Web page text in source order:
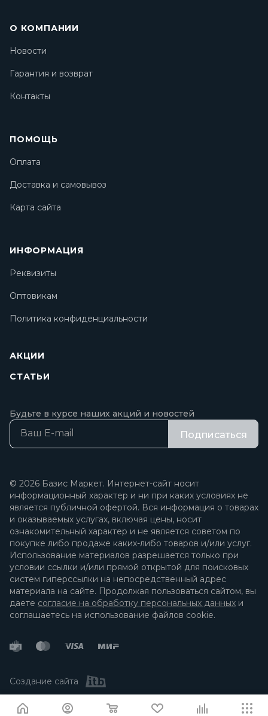
О КОМПАНИИ
Новости
Гарантия и возврат
Контакты
ПОМОЩЬ
Оплата
Доставка и самовывоз
Карта сайта
ИНФОРМАЦИЯ
Реквизиты
Оптовикам
Политика конфиденциальности
АКЦИИ
СТАТЬИ
Будьте в курсе наших акций и новостей
Подписаться
© 2026 Базис Маркет. Интернет-сайт носит
информационный характер и ни при каких условиях не
является публичной офертой. Вся информация о товарах
и оказываемых услугах, включая цены, носит
ознакомительный характер и не является советом по
покупке либо продаже каких-либо товаров и/или услуг.
Использование материалов разрешается только при
условии ссылки и/или прямой открытой для поисковых
систем гиперссылки на непосредственный адрес
материала на сайте. Продолжая пользоваться сайтом, вы
даете согласие на обработку персональных данных и
соглашаетесь на использование файлов cookie.
Создание сайта